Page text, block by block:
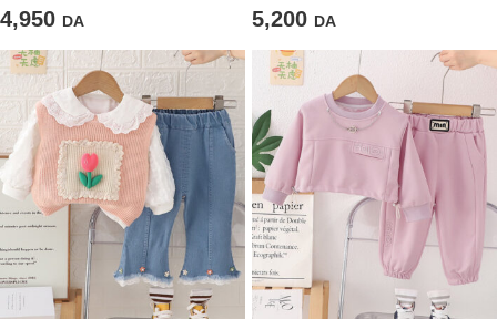
confort de tous les jours
4,950 DA 5,200 DA